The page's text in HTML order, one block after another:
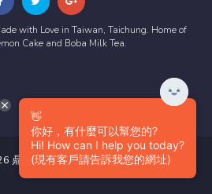
with Love in Taiwan, Taichung. Home of
Cake and Boba Milk Tea.
鼎嘉數位有限公司版權所有
👋
你好，有什麼可以幫您的?
Hi! How can I help you today?
(現有客戶請告訴我您的網址)